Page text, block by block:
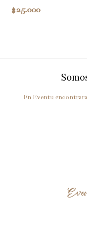
$25.000
En Eventu